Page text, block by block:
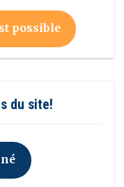
possible
du site!